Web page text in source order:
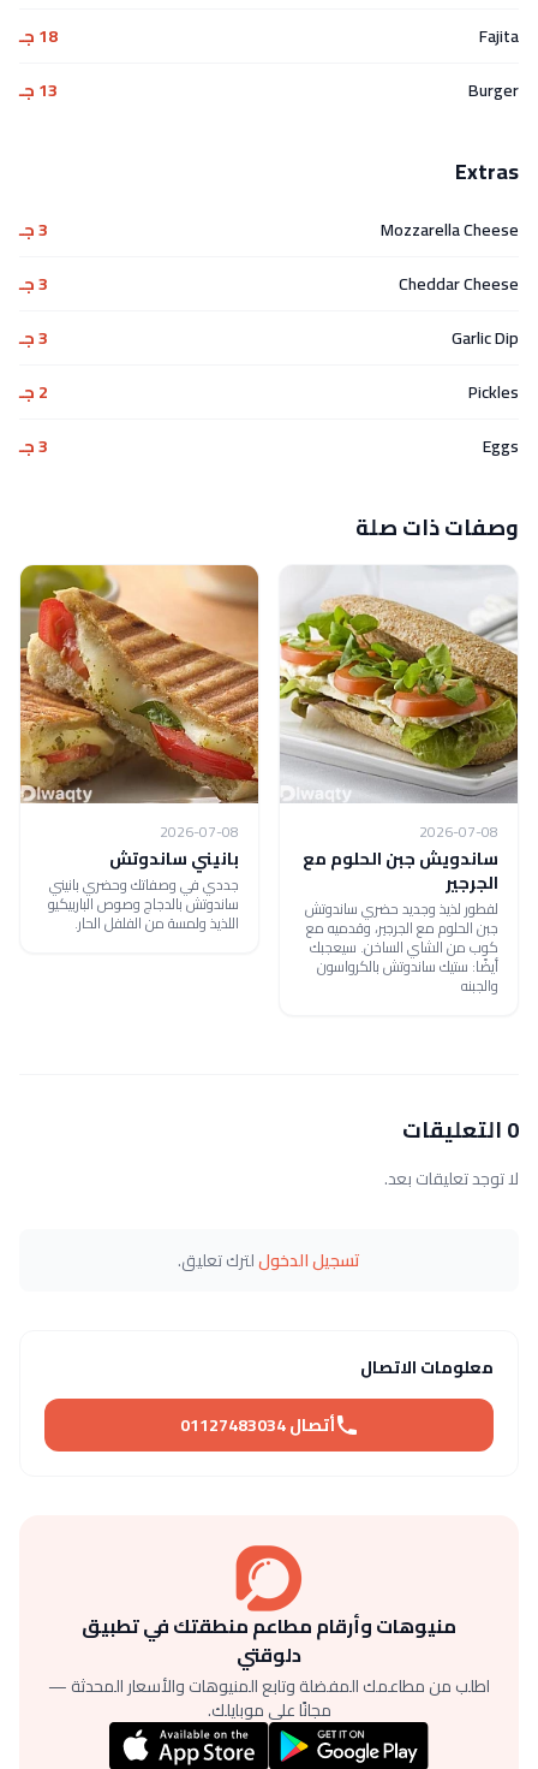
Fajita
18 جـ
Burger
13 جـ
Extras
Mozzarella Cheese
3 جـ
Cheddar Cheese
3 جـ
Garlic Dip
3 جـ
Pickles
2 جـ
Eggs
3 جـ
وصفات ذات صلة
2026-07-08
ساندويش جبن الحلوم مع
الجرجير
لفطور لذيذ وجديد حضري ساندوتش
جبن الحلوم مع الجرجير، وقدميه مع
كوب من الشاي الساخن. سيعجبك
أيضًا: ستيك ساندوتش بالكرواسون
والجبنه
2026-07-08
بانيني ساندوتش
جددي في وصفاتك وحضري بانيني
ساندوتش بالدجاج وصوص الباربيكيو
اللذيذ ولمسة من الفلفل الحار.
0 التعليقات
لا توجد تعليقات بعد.
تسجيل الدخوللترك تعليق.
معلومات الاتصال
أتصال 01127483034
منيوهات وأرقام مطاعم منطقتك في تطبيق
دلوقتي
اطلب من مطاعمك المفضلة وتابع المنيوهات والأسعار المحدثة —
مجانًا على موبايلك.